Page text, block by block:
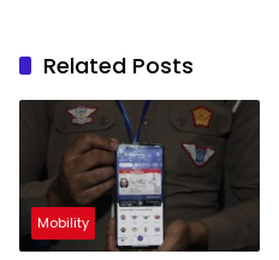
Related Posts
Mobility